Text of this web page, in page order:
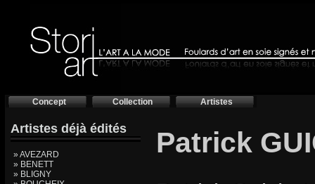
Concept Collection Artistes
Artistes déjà édités
» AVEZARD
» BENETT
» BLIGNY
Patrick